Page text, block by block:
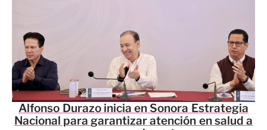
Alfonso Durazo inicia en Sonora Estrategia
Nacional para garantizar atención en salud a